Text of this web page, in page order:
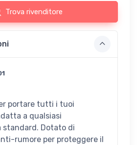
Trova rivenditore
portare tutti i tuoi
a qualsiasi
standard. Dotato di
rumore per proteggere il